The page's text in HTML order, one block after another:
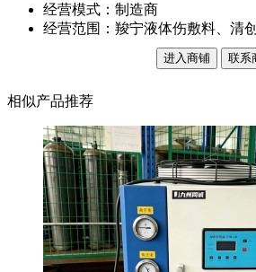
经营模式：制造商
经营范围：羧宁液体伤敷料、清
进入商铺 联系
相似产品推荐